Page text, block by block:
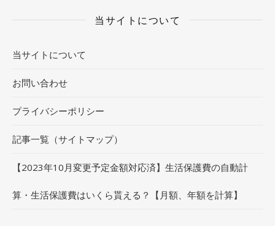
当サイトについて
当サイトについて
お問い合わせ
プライバシーポリシー
記事一覧（サイトマップ）
【2023年10月変更予定金額対応済】生活保護費の自動計
算・生活保護費はいくら貰える？【月額、年額を計算】